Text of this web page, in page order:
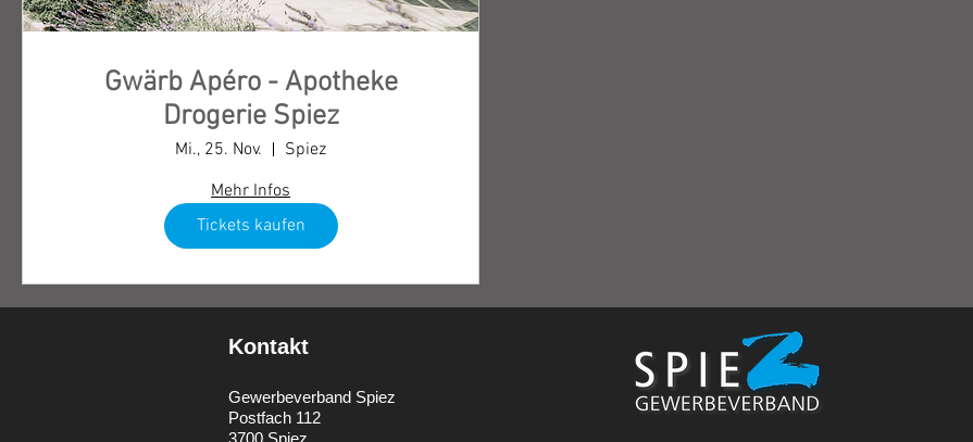
Gwärb Apéro - Apotheke
Drogerie Spiez
Mi., 25. Nov.
Spiez
Mehr Infos
Tickets kaufen
Kontakt
Gewerbeverband Spiez
Postfach 112
3700 Spiez